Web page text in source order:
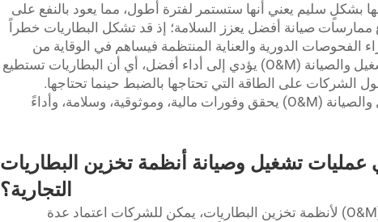
بشكلٍ سليم يعني أنها ستستمر لفترة أطول، مما يعود بالنفع على
صيانة أفضل يعزز السلامة؛ إذ قد تشكل البطاريات خطراً
الفحوصات الدورية والعناية المنتظمة فيساهم في الوقاية من
الحوادث. وأخيراً، فإن تحسين عمليات التشغيل والصيانة (O&M) يؤدي إلى أداء أفضل، أي أن البطاريات تستطيع
الشركات على الطاقة التي تحتاجها بالضبط حينما تحتاجها.
وبالتالي، فإن التركيز على عمليات التشغيل والصيانة (O&M) يحقق وفورات مالية، وموثوقية، وسلامة، وأداءً
عمليات تشغيل وصيانة أنظمة تخزين البطاريات
التجارية؟
لتحسين كفاءة عمليات التشغيل والصيانة (O&M) لأنظمة تخزين البطاريات، يمكن للشركات اعتماد عدة